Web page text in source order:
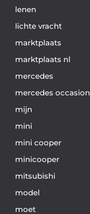
lenen
lichte vracht
marktplaats
marktplaats nl
mercedes
mercedes occasion
mijn
mini
mini cooper
minicooper
mitsubishi
model
moet